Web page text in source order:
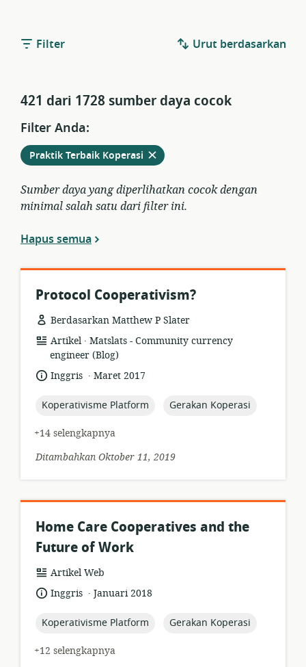
Filter Urut berdasarkan
421 dari 1728 sumber daya cocok
Filter Anda:
Hapus
Praktik Terbaik Koperasi dari
filter
saat
ini
Sumber daya yang diperlihatkan cocok dengan
minimal salah satu dari filter ini.
Hapus semua
Protocol Cooperativism?
Berdasarkan Matthew P Slater
format
sumber
daya:
Artikel .
penerbit:
Matslats - Community currency
engineer (Blog)
bahasa:
Inggris .
tanggal
Maret 2017
topic:
Koperativisme Platform topic:
Gerakan Koperasi
+14 selengkapnya
Ditambahkan Oktober 11, 2019
Home Care Cooperatives and the
Future of Work
format
sumber
daya:
Artikel Web
bahasa:
Inggris .
tanggal
Januari 2018
topic:
Koperativisme Platform topic:
Gerakan Koperasi
+12 selengkapnya